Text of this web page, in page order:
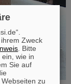
Zweck
. Bitte
wie in
Sie auf
zu